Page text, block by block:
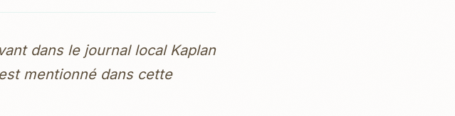
dans le journal local Kaplan
mentionné dans cette